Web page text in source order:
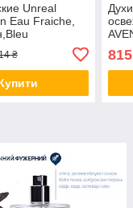
Unreal
Eau Fraiche,
des PARFUMS
₴ 815